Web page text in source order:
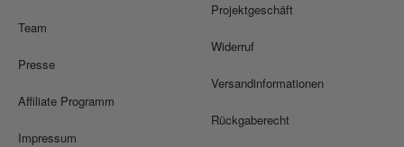
Team
Presse
Affiliate Programm
Impressum
Projektgeschäft
Widerruf
Versandinformationen
Rückgaberecht